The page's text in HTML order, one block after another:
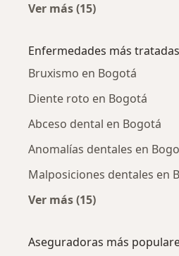
Ver más (15)
Enfermedades más tratadas
Bruxismo en Bogotá
Diente roto en Bogotá
Abceso dental en Bogotá
Anomalías dentales en
Malposiciones dentales en
Ver más (15)
Aseguradoras más